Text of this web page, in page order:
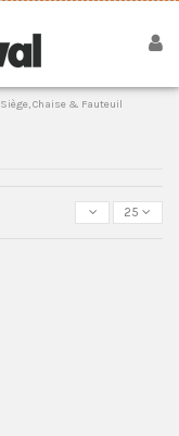
Siège, Chaise & Fauteuil
25